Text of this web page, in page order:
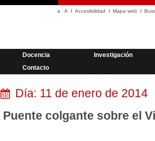
a ·A Accesibilidad Mapa web
Docencia Investigación
Contacto
Día: 11 de enero de 2014
Puente colgante sobre el